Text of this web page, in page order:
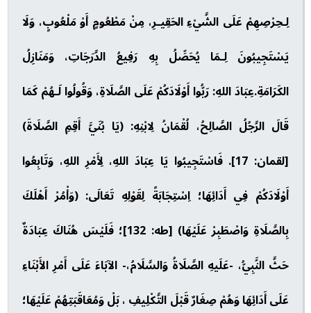
لِـحِرْصِهِمْ عَلَى الشَّيْءِ الحَقِيـرِ، مِنْ مَطْعُومٍ أَوْ مَلْعُوبٍ، وَلَا
يَسْتَجِيبُونَ لِـمَا يُحَصِّلُ بِهِ رَفِيعُ الدَّرَجَاتِ، وَمَنَازِلُ
الكَرَامَةِ.عِبَادَ اللهِ: رَبُّوا أَوْلَادَكُمْ عَلَى الصَّلَاةِ، وَقُولُوا لَـهُمْ كَمَا
قَالَ الرَّجُلُ الصَّالِحُ، لُقْمَانُ لِابْنِهِ: (يَا بُنَيَّ أَقِمِ الصَّلَاةَ)
[لقمان: 17]. فَاسْتَجِيبُوا يَا عِبَادَ اللهِ، لِأَمْرِ اللهِ، وَتَابِعُوا
أَوْلَادَكُمْ فِي أَدَائِهَا؛ اِسْتِجَابَةً لِقَوْلِهِ تَعَالَى: (وَأْمُرْ أَهْلَكَ
بِالصَّلَاةِ وَاصْطَبِرْ عَلَيْهَا) [طه: 132]؛ فَلَيْسَ هُنَاكَ عِبَادَةٌ
حَثَّ النَّبِيُّ، -عَلَيهِ الصَّلَاةُ وَالسَّلَامُ،- الآبَاءَ عَلَى أَمْرِ الأَبْنَاءِ
عَلَى أَدَائِهَا وَهُمْ صِغَارٌ قَبْلَ التَّكْلِيفِ ، بَلْ وَمُعَاقَبَتِهُمْ عَلَيْهَا؛